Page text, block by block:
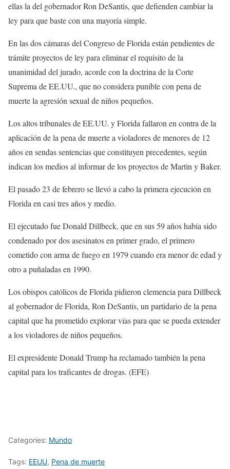
ellas la del gobernador Ron DeSantis, que defienden cambiar la
ley para que baste con una mayoría simple.
En las dos cámaras del Congreso de Florida están pendientes de
trámite proyectos de ley para eliminar el requisito de la
unanimidad del jurado, acorde con la doctrina de la Corte
Suprema de EE.UU., que no considera punible con pena de
muerte la agresión sexual de niños pequeños.
Los altos tribunales de EE.UU. y Florida fallaron en contra de la
aplicación de la pena de muerte a violadores de menores de 12
años en sendas sentencias que constituyen precedentes, según
indican los medios al informar de los proyectos de Martin y Baker.
El pasado 23 de febrero se llevó a cabo la primera ejecución en
Florida en casi tres años y medio.
El ejecutado fue Donald Dillbeck, que en sus 59 años había sido
condenado por dos asesinatos en primer grado, el primero
cometido con arma de fuego en 1979 cuando era menor de edad y
otro a puñaladas en 1990.
Los obispos católicos de Florida pidieron clemencia para Dillbeck
al gobernador de Florida, Ron DeSantis, un partidario de la pena
capital que ha prometido explorar vías para que se pueda extender
a los violadores de niños pequeños.
El expresidente Donald Trump ha reclamado también la pena
capital para los traficantes de drogas. (EFE)
Categories: Mundo
Tags: EEUU, Pena de muerte